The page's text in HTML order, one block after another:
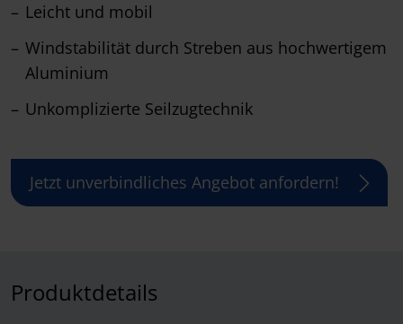
Leicht und mobil
Windstabilität durch Streben aus hochwertigem
Aluminium
Unkomplizierte Seilzugtechnik
Jetzt unverbindliches Angebot anfordern!
Produktdetails